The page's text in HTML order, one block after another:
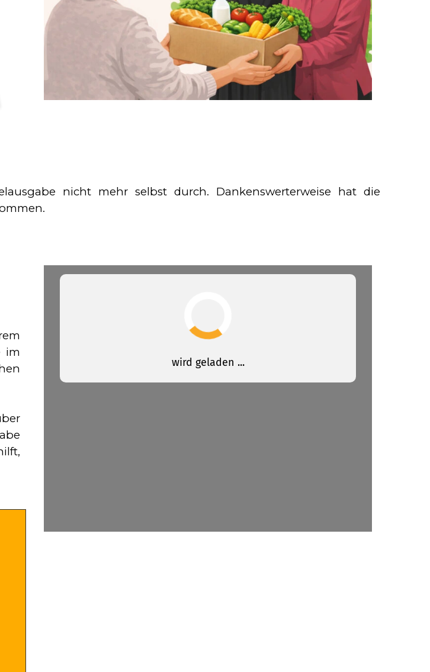
nicht mehr selbst durch. Dankenswerterweise hat die
im